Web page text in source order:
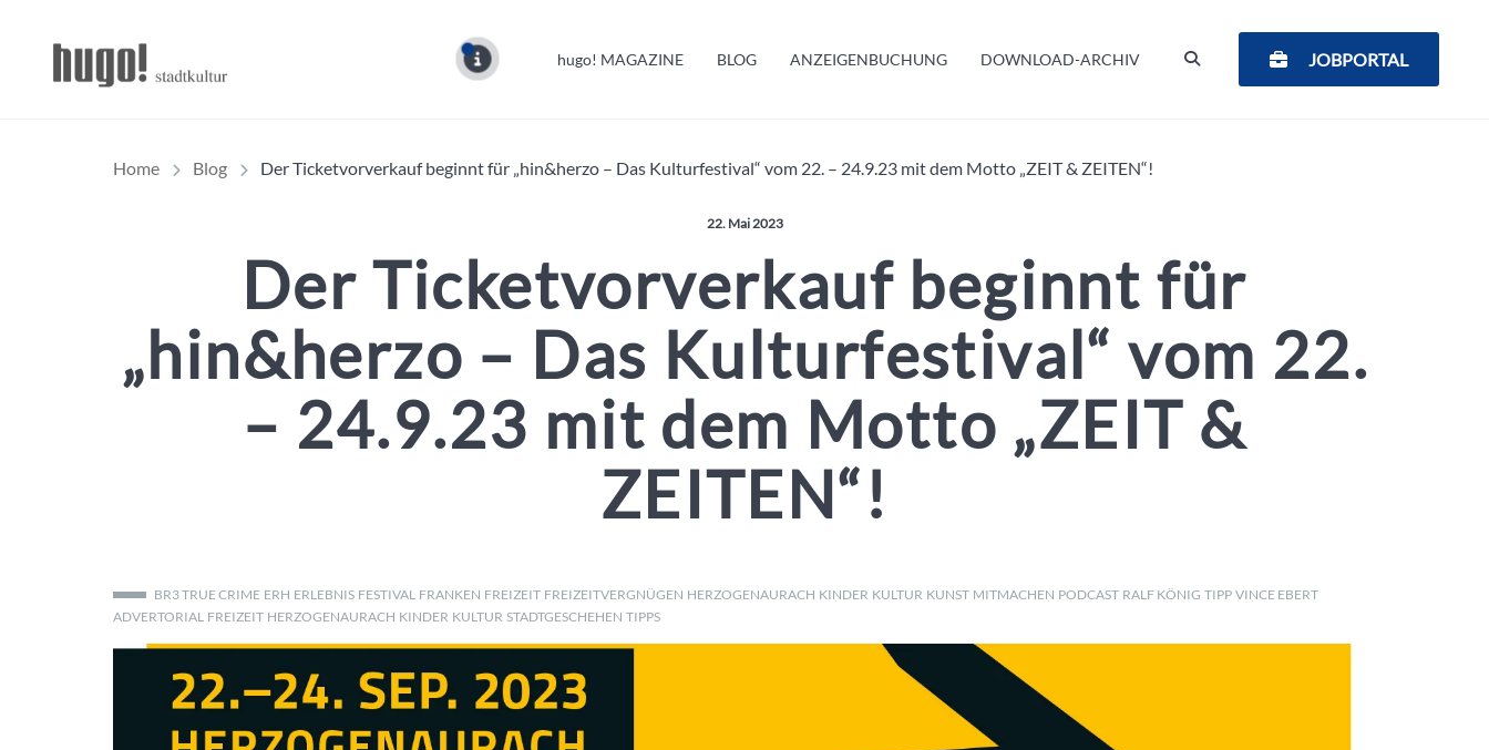
Hugo Stadtmagazin – HUGO INFO
MELDUNGEN
hugo! MAGAZINE BLOG ANZEIGENBUCHUNG DOWNLOAD-ARCHIV JOBPORTAL
Home Blog Der Ticketvorverkauf beginnt für „hin&herzo – Das Kulturfestival“ vom 22. – 24.9.23 mit dem Motto „ZEIT & ZEITEN“!
Veröffentlicht am:
22. Mai 2023
Der Ticketvorverkauf beginnt für
„hin&herzo – Das Kulturfestival“ vom 22.
– 24.9.23 mit dem Motto „ZEIT &
ZEITEN“!
BR3 TRUE CRIME ERH ERLEBNIS FESTIVAL FRANKEN FREIZEIT FREIZEITVERGNÜGEN HERZOGENAURACH KINDER KULTUR KUNST MITMACHEN PODCAST RALF KÖNIG TIPP VINCE EBERT
ADVERTORIAL FREIZEIT HERZOGENAURACH KINDER KULTUR STADTGESCHEHEN TIPPS